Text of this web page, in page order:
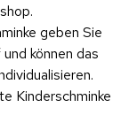
geben Sie
können das
Kinderschminke